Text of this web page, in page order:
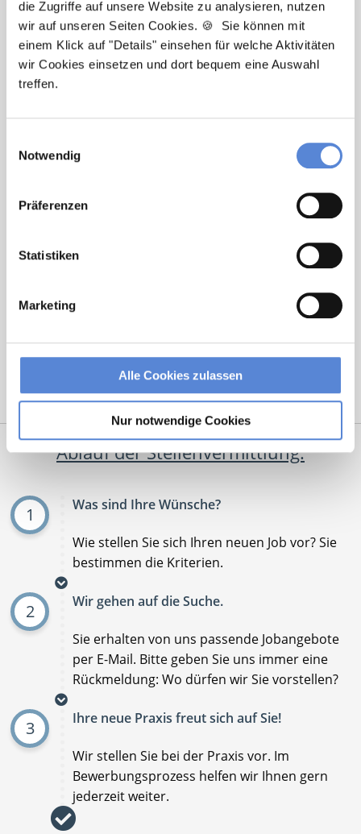
die Zugriffe auf unsere Website zu analysieren, nutzen
wir auf unseren Seiten Cookies. 🍪 Sie können mit
einem Klick auf "Details" einsehen für welche Aktivitäten
wir Cookies einsetzen und dort bequem eine Auswahl
treffen.
Notwendig
Präferenzen
Statistiken
Marketing
Alle Cookies zulassen
Nur notwendige Cookies
Newsletter-Service: Ich möchte über
Neuigkeiten in der Allgemeinmedizin
bin damit einverstanden, dass meine
analysiert werden, damit passende und
bereitgestellt werden können. Im Übrigen
habe ich die Datenschutzerklärung gelesen
und bin mit ihr einverstanden. Im Übrigen
habe ich die
gelesen
Stellenanfrage absenden
Ablauf der Stellenvermittlung:
1 Was sind Ihre Wünsche?
Wie stellen Sie sich Ihren neuen Job vor? Sie
bestimmen die Kriterien.
2 Wir gehen auf die Suche.
Sie erhalten von uns passende Jobangebote
per E-Mail. Bitte geben Sie uns immer eine
Rückmeldung: Wo dürfen wir Sie vorstellen?
3 Ihre neue Praxis freut sich auf Sie!
Wir stellen Sie bei der Praxis vor. Im
Bewerbungsprozess helfen wir Ihnen gern
jederzeit weiter.